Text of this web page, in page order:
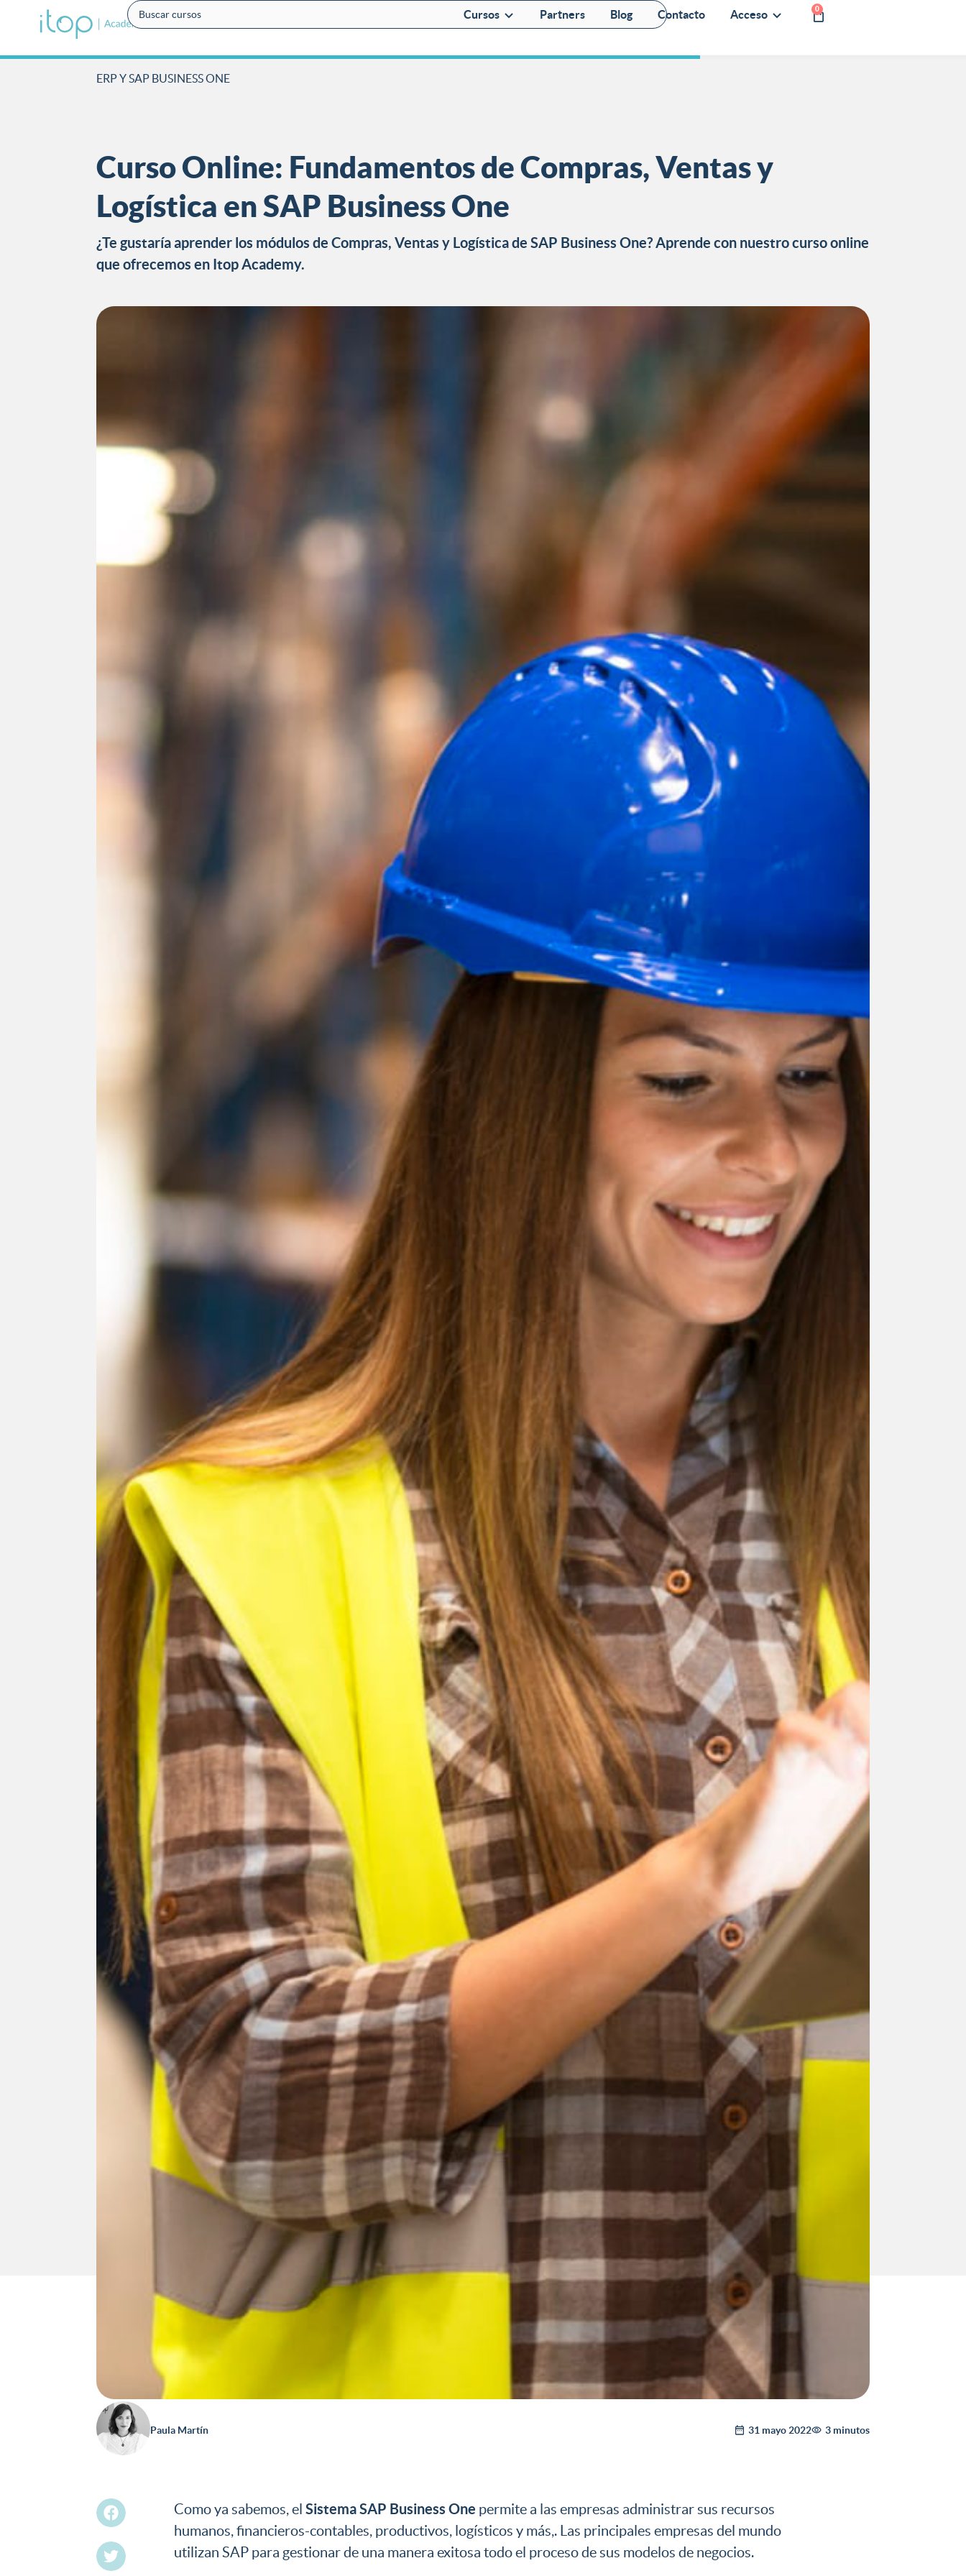
Cursos Partners Blog Contacto Acceso 0
ERP Y SAP BUSINESS ONE
Curso Online: Fundamentos de Compras, Ventas y
Logística en SAP Business One
¿Te gustaría aprender los módulos de Compras, Ventas y Logística de SAP Business One? Aprende con nuestro curso online
que ofrecemos en Itop Academy.
Paula Martín 31 mayo 2022 3 minutos
Como ya sabemos, el Sistema SAP Business One permite a las empresas administrar sus recursos
humanos, financieros-contables, productivos, logísticos y más,. Las principales empresas del mundo
utilizan SAP para gestionar de una manera exitosa todo el proceso de sus modelos de negocios.